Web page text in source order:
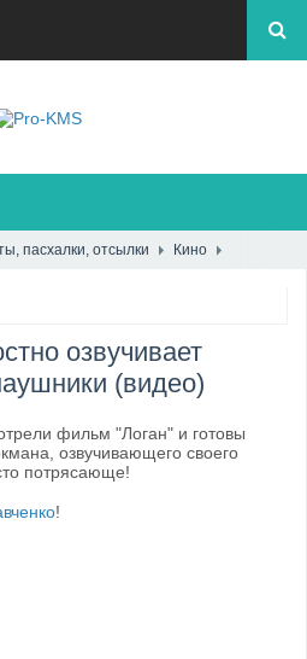
пасхалки, отсылки Кино
озвучивает
(видео)
фильм "Логан" и готовы
озвучивающего своего
потрясающе!
!